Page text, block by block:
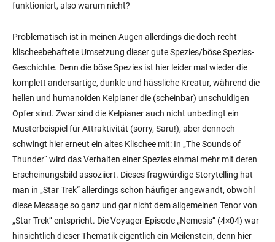
funktioniert, also warum nicht?
Problematisch ist in meinen Augen allerdings die doch recht
klischeebehaftete Umsetzung dieser gute Spezies/böse Spezies-
Geschichte. Denn die böse Spezies ist hier leider mal wieder die
komplett andersartige, dunkle und hässliche Kreatur, während die
hellen und humanoiden Kelpianer die (scheinbar) unschuldigen
Opfer sind. Zwar sind die Kelpianer auch nicht unbedingt ein
Musterbeispiel für Attraktivität (sorry, Saru!), aber dennoch
schwingt hier erneut ein altes Klischee mit: In „The Sounds of
Thunder“ wird das Verhalten einer Spezies einmal mehr mit deren
Erscheinungsbild assoziiert. Dieses fragwürdige Storytelling hat
man in „Star Trek“ allerdings schon häufiger angewandt, obwohl
diese Message so ganz und gar nicht dem allgemeinen Tenor von
„Star Trek“ entspricht. Die Voyager-Episode „Nemesis“ (4×04) war
hinsichtlich dieser Thematik eigentlich ein Meilenstein, denn hier